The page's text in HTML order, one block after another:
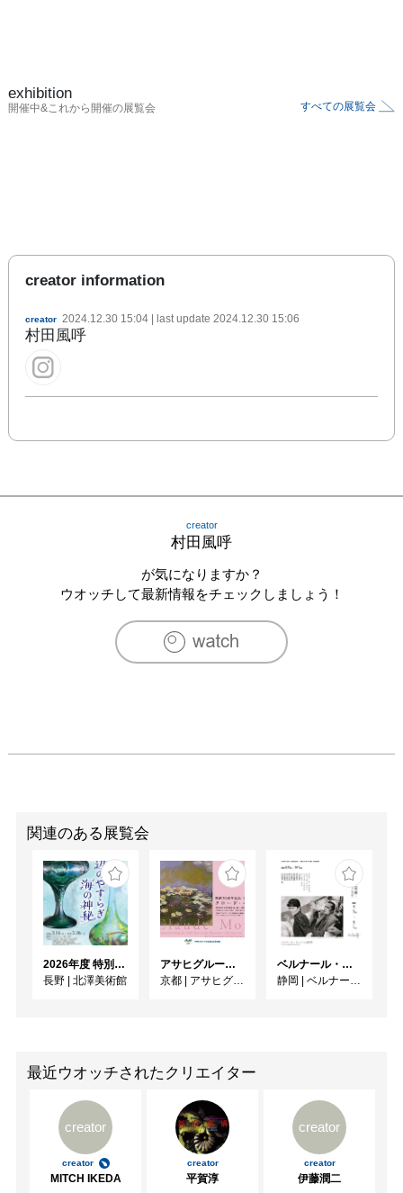
exhibition
開催中&これから開催の展覧会 すべての展覧会
creator information
creator 2024.12.30 15:04 | last update 2024.12.30 15:06
村田風呼
creator
村田風呼
が気になりますか？
ウオッチして最新情報をチェックしましょう！
関連のある展覧会
2026年度 特別展「ガレとドーム、アール･ヌーヴォーのガラス 水辺のやすらぎ、海の神秘」
長野 | 北澤美術館
アサヒグループ大山崎山荘美術館 開館30周年記念展「没後100年 クロード・モネ」
京都 | アサヒグループ大山崎山荘美術館
ベルナール・ビュフェと写真 ーカメラがとらえたビュフェとその時代、そして21 世紀へ
静岡 | ベルナール・ビュフェ美術館
最近ウオッチされたクリエイター
creator
creator
MITCH IKEDA
creator
平賀淳
creator
creator
伊藤潤二